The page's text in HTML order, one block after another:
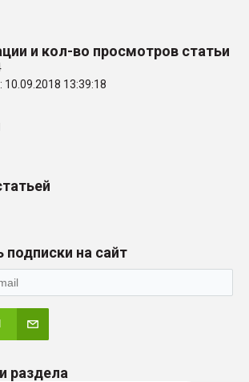
и кол-во просмотров статьи
13:39:18
на сайт
раздела